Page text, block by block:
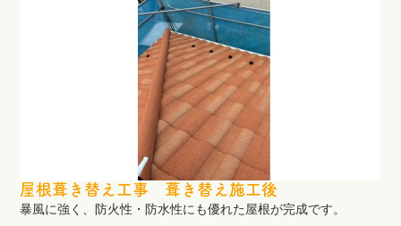
屋根葺き替え工事 葺き替え施工後
暴風に強く、防火性・防水性にも優れた屋根が完成です。